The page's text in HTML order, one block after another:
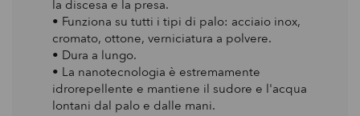
la discesa e la presa.
• Funziona su tutti i tipi di palo: acciaio inox,
cromato, ottone, verniciatura a polvere.
• Dura a lungo.
• La nanotecnologia è estremamente
idrorepellente e mantiene il sudore e l'acqua
lontani dal palo e dalle mani.